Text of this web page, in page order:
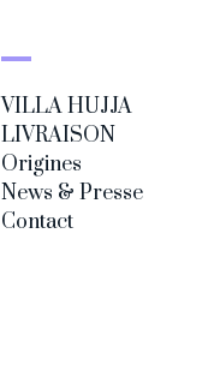
VILLA HUJJA
LIVRAISON
Origines
News & Presse
Contact